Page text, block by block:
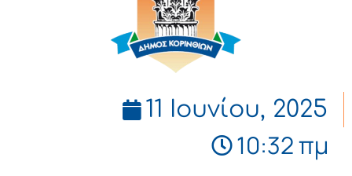
11 Ιουνίου, 2025
10:32 πμ